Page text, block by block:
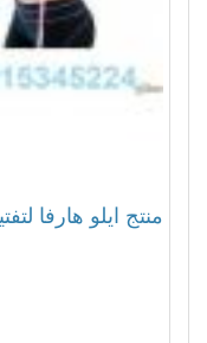
منتج ايلو هارفا